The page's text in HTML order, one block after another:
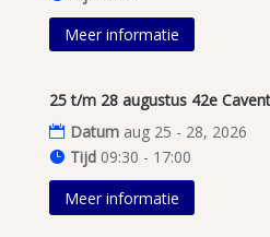
Meer informatie
25 t/m 28 augustus 42e
Datum aug 25 - 28, 2026
Tijd 09:30 - 17:00
Meer informatie